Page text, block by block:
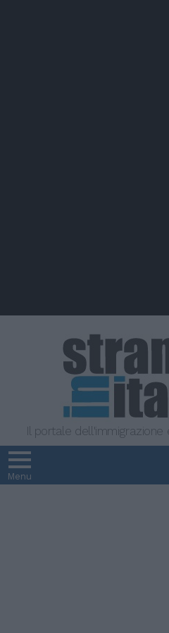
Il portale dell'immigrazione
Menu